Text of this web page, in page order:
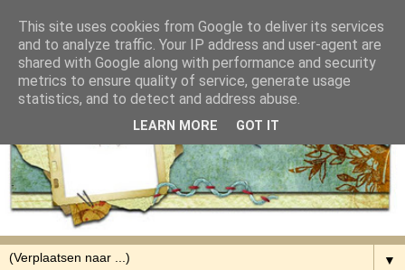
▼
This site uses cookies from Google to deliver its services
and to analyze traffic. Your IP address and user-agent are
shared with Google along with performance and security
metrics to ensure quality of service, generate usage
statistics, and to detect and address abuse.
LEARN MORE GOT IT